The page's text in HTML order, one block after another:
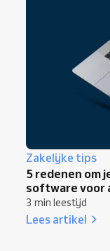
Zakelijke tips
5 redenen om
software voor
3 min leestijd
Lees artikel